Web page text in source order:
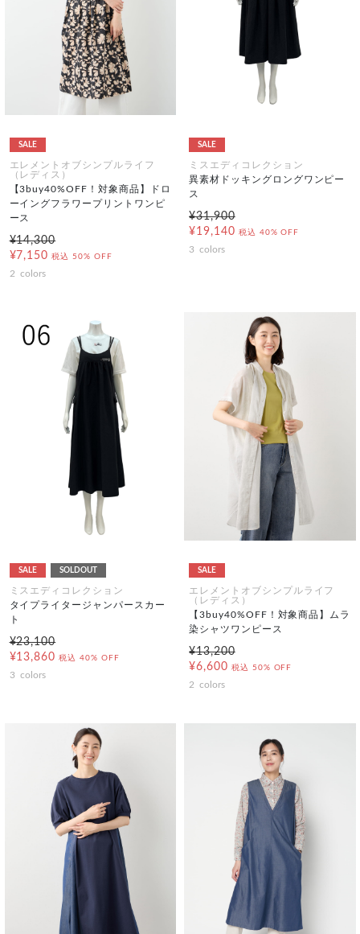
SALE
エレメントオブシンプルライフ
（レディス）
【3buy40%OFF！対象商品】ドロ
ーイングフラワープリントワンピ
ース
¥14,300
¥7,150 税込 50% OFF
2 colors
SALE
ミスエディコレクション
異素材ドッキングロングワンピー
ス
¥31,900
¥19,140 税込 40% OFF
3 colors
SALE SOLDOUT
ミスエディコレクション
タイプライタージャンパースカー
ト
¥23,100
¥13,860 税込 40% OFF
3 colors
SALE
エレメントオブシンプルライフ
（レディス）
【3buy40%OFF！対象商品】ムラ
染シャツワンピース
¥13,200
¥6,600 税込 50% OFF
2 colors